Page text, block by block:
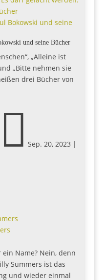
Bokowski und seine
und seine Bücher
„Alleine ist
„Bitte nehmen sie
drei Bücher von
 Sep. 20, 2023 |
Name? Nein, denn
Summers ist das
und wieder einmal